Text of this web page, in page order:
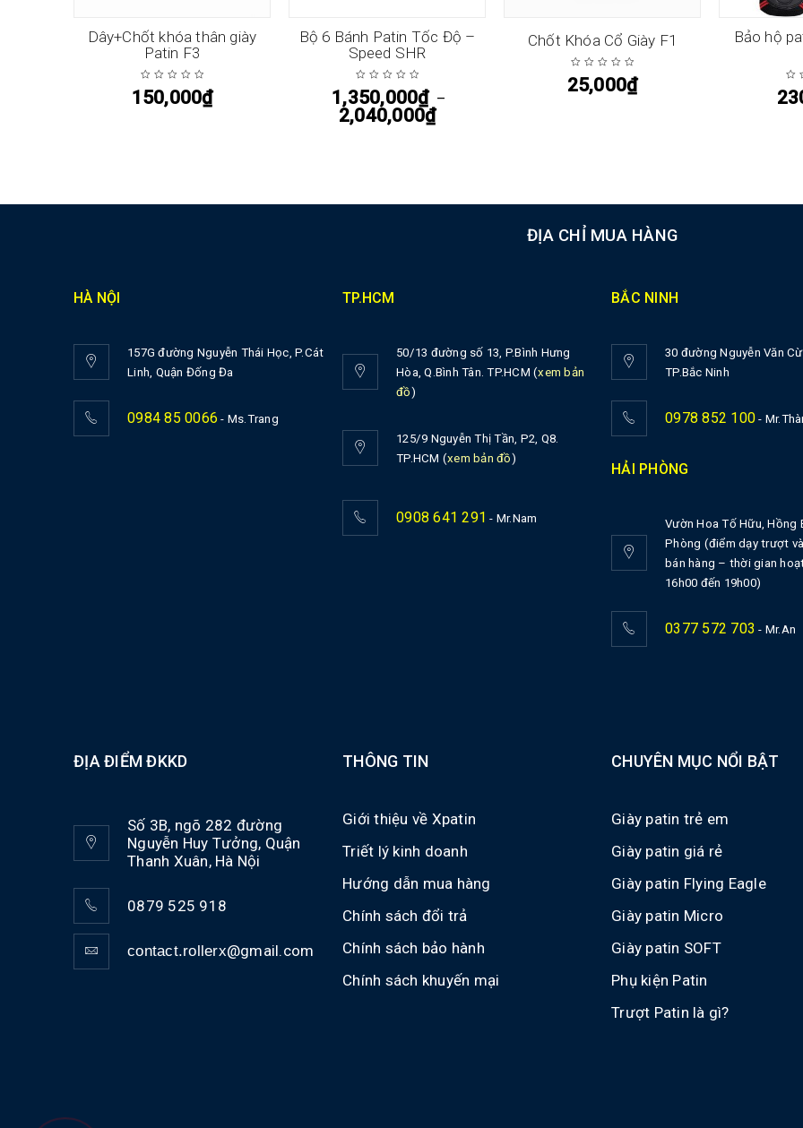
Dây+Chốt khóa thân giày
Patin F3
150,000₫
Bộ 6 Bánh Patin Tốc Độ –
Speed SHR
1,350,000₫ –
2,040,000₫
Chốt Khóa Cổ Giày F1
25,000₫
Bảo hộ
ĐỊA CHỈ MUA HÀNG
HÀ NỘI
157G đường Nguyễn Thái Học, P.Cát
Linh, Quận Đống Đa
0984 85 0066 - Ms.Trang
TP.HCM
50/13 đường số 13, P.Bình Hưng
Hòa, Q.Bình Tân. TP.HCM (xem bản
đồ)
125/9 Nguyễn Thị Tần, P2, Q8.
TP.HCM (xem bản đồ)
0908 641 291 - Mr.Nam
BẮC NINH
30 đường Nguyễn Văn
TP.Bắc Ninh
0978 852 100 -
HẢI PHÒNG
Vườn Hoa Tố Hữu, Hồng
Phòng (điểm dạy trượt
bán hàng – thời gian
16h00 đến 19h00)
0377 572 703 - Mr.An
ĐỊA ĐIỂM ĐKKD
Số 3B, ngõ 282 đường
Nguyễn Huy Tưởng, Quận
Thanh Xuân, Hà Nội
0879 525 918
contact.rollerx@gmail.com
THÔNG TIN
Giới thiệu về Xpatin
Triết lý kinh doanh
Hướng dẫn mua hàng
Chính sách đổi trả
Chính sách bảo hành
Chính sách khuyến mại
CHUYÊN MỤC NỔI BẬT
Giày patin trẻ em
Giày patin giá rẻ
Giày patin Flying Eagle
Giày patin Micro
Giày patin SOFT
Phụ kiện Patin
Trượt Patin là gì?